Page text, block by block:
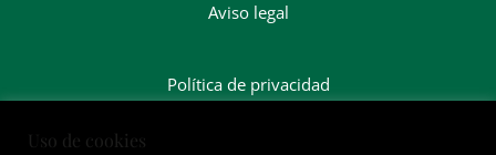
Calidad
Aviso legal
Política de privacidad
Uso de cookies